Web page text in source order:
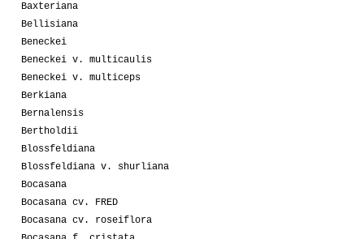
Baxteriana
Bellisiana
Beneckei
Beneckei v. multicaulis
Beneckei v. multiceps
Berkiana
Bernalensis
Bertholdii
Blossfeldiana
Blossfeldiana v. shurliana
Bocasana
Bocasana cv. FRED
Bocasana cv. roseiflora